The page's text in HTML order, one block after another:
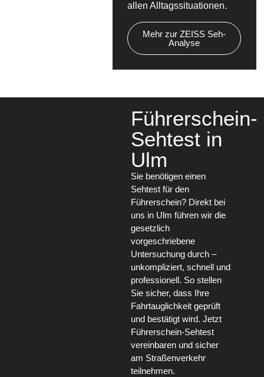
allen Alltagssituationen.
Mehr zur ZEISS Seh-
Analyse
Führerschein-
Sehtest in
Ulm
Sie benötigen einen
Sehtest für den
Führerschein? Direkt bei
uns in Ulm führen wir die
gesetzlich
vorgeschriebene
Untersuchung durch –
unkompliziert, schnell und
professionell. So stellen
Sie sicher, dass Ihre
Fahrtauglichkeit geprüft
und bestätigt wird. Jetzt
Führerschein-Sehtest
vereinbaren und sicher
am Straßenverkehr
teilnehmen.